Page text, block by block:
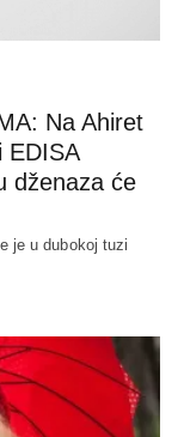
Na Ahiret
EDISA
dženaza će
je u dubokoj tuzi